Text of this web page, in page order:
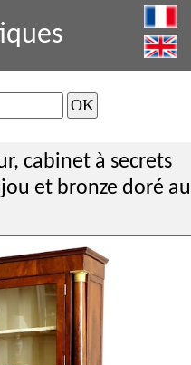
cabinet à secrets
et bronze doré au